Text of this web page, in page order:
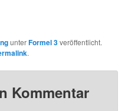
unterFormel 3veröffentlicht.
.
Kommentar